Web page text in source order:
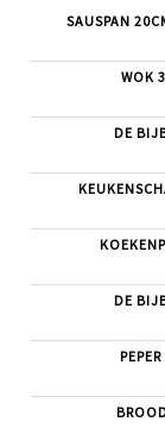
SAUSPAN
WOK
DE
DE